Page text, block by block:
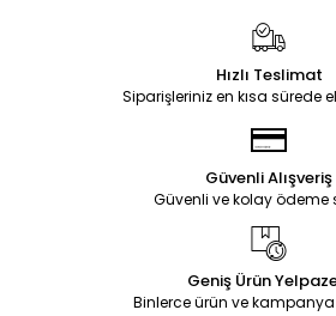
Hızlı Teslimat
Siparişleriniz en kısa sürede
Güvenli Alışveriş
Güvenli ve kolay ödeme
Geniş Ürün
Binlerce ürün ve